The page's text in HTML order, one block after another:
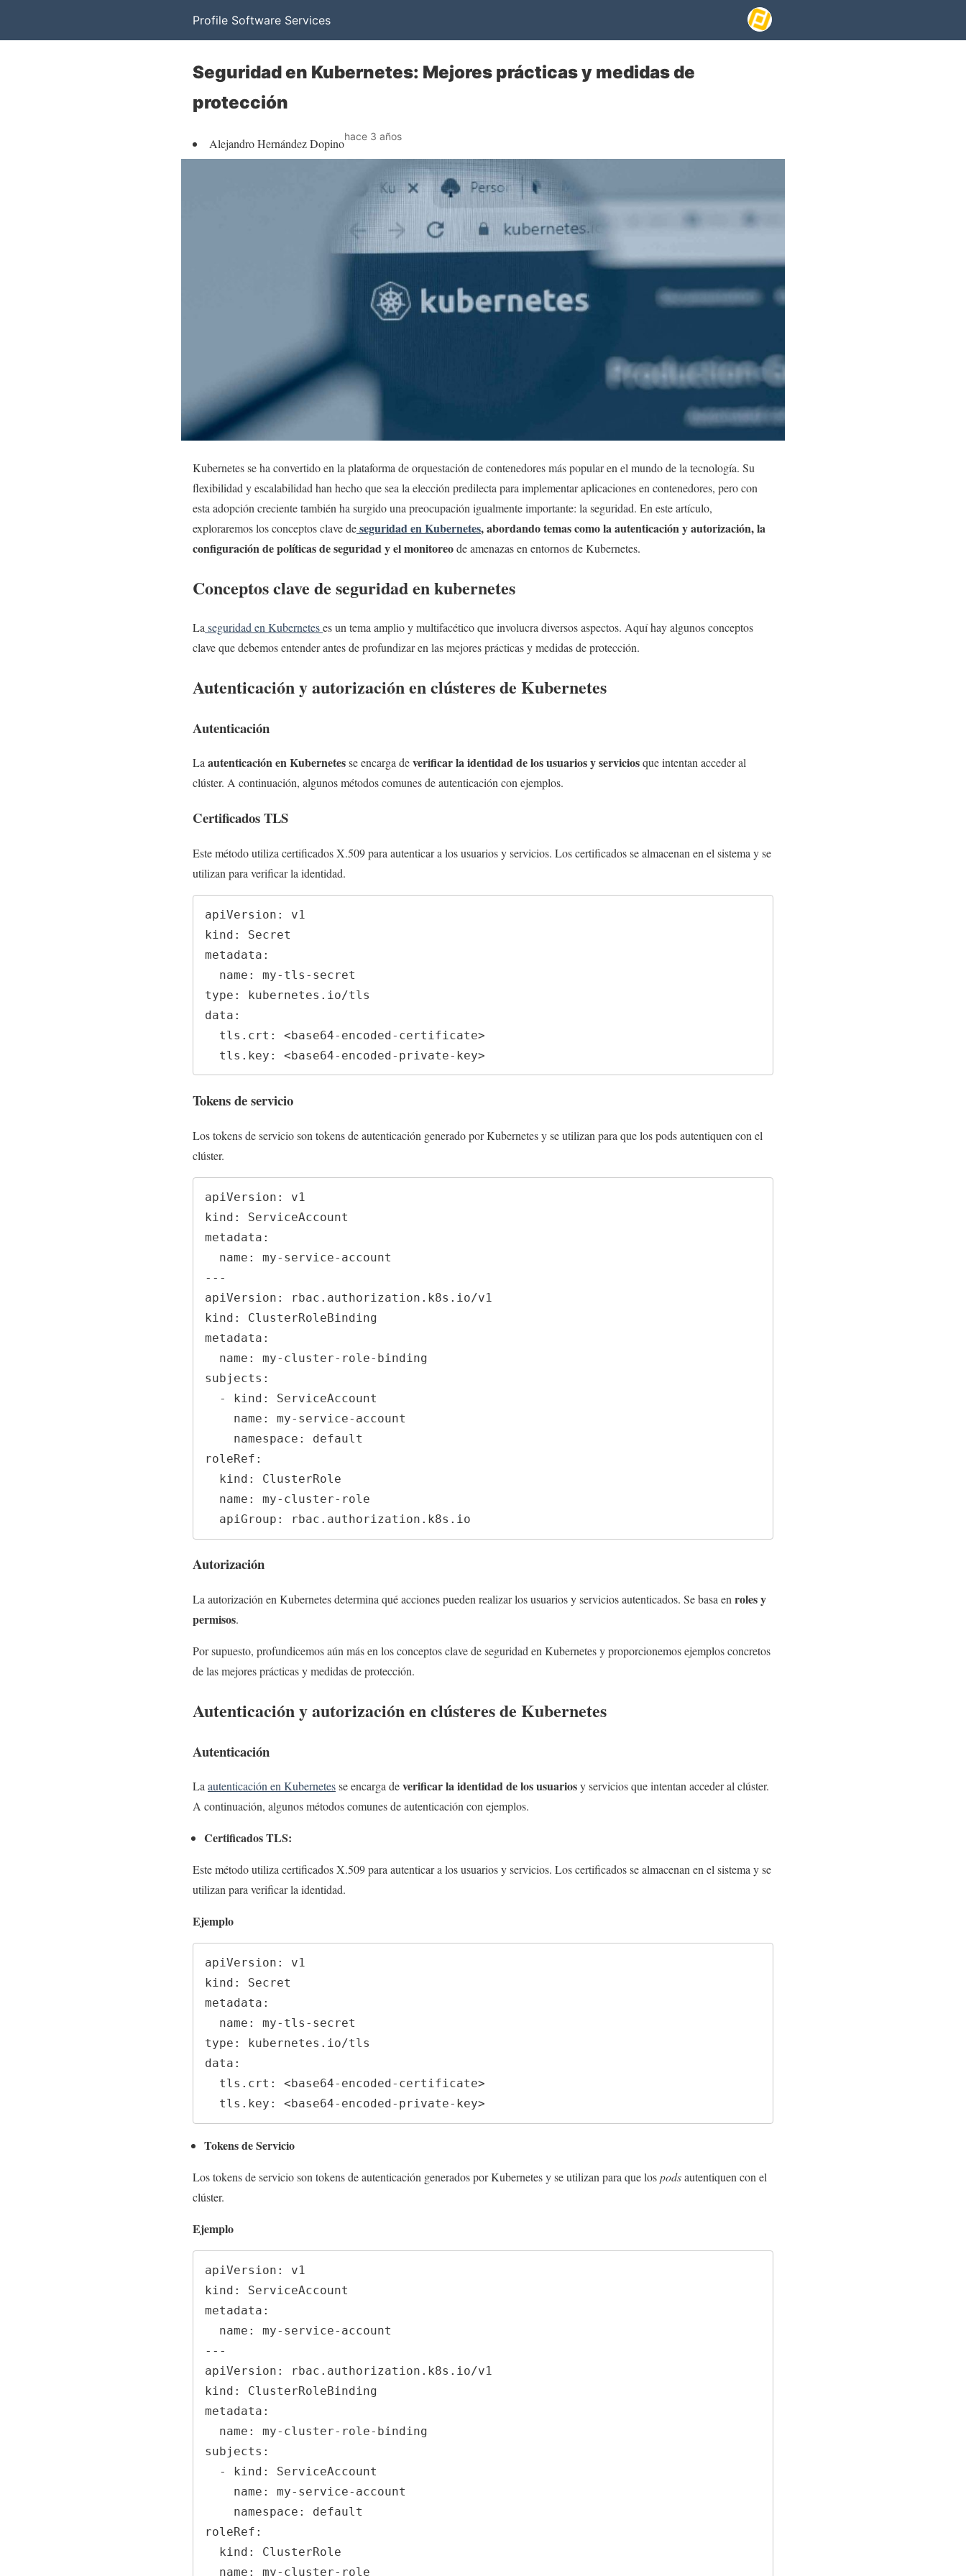
Profile Software Services
Seguridad en Kubernetes: Mejores prácticas y medidas de
protección
Alejandro Hernández Dopinohace 3 años
Kubernetes se ha convertido en la plataforma de orquestación de contenedores más popular en el mundo de la tecnología. Su
flexibilidad y escalabilidad han hecho que sea la elección predilecta para implementar aplicaciones en contenedores, pero con
esta adopción creciente también ha surgido una preocupación igualmente importante: la seguridad. En este artículo,
exploraremos los conceptos clave deseguridad en Kubernetes, abordando temas como la autenticación y autorización, la
configuración de políticas de seguridad y el monitoreode amenazas en entornos de Kubernetes.
Conceptos clave de seguridad en kubernetes
La seguridad en Kuberneteses un tema amplio y multifacético que involucra diversos aspectos. Aquí hay algunos conceptos
clave que debemos entender antes de profundizar en las mejores prácticas y medidas de protección.
Autenticación y autorización en clústeres de Kubernetes
Autenticación
Laautenticación en Kubernetesse encarga deverificar la identidad de los usuarios y serviciosque intentan acceder al
clúster. A continuación, algunos métodos comunes de autenticación con ejemplos.
Certificados TLS
Este método utiliza certificados X.509 para autenticar a los usuarios y servicios. Los certificados se almacenan en el sistema y se
utilizan para verificar la identidad.
apiVersion: v1
kind: Secret
metadata:
type: kubernetes.io/tls
data:
  tls.key: <base64-encoded-private-key>
Tokens de servicio
Los tokens de servicio son tokens de autenticación generado por Kubernetes y se utilizan para que los pods autentiquen con el
clúster.
apiVersion: v1
kind: ServiceAccount
metadata:
---
apiVersion: rbac.authorization.k8s.io/v1
kind: ClusterRoleBinding
metadata:
subjects:
roleRef:
Autorización
La autorización en Kubernetes determina qué acciones pueden realizar los usuarios y servicios autenticados. Se basa en roles y
permisos.
Por supuesto, profundicemos aún más en los conceptos clave de seguridad en Kubernetes y proporcionemos ejemplos concretos
de las mejores prácticas y medidas de protección.
Autenticación y autorización en clústeres de Kubernetes
Autenticación
Laautenticación en Kubernetesse encarga deverificar la identidad de los usuariosy servicios que intentan acceder al clúster.
A continuación, algunos métodos comunes de autenticación con ejemplos.
Certificados TLS:
Este método utiliza certificados X.509 para autenticar a los usuarios y servicios. Los certificados se almacenan en el sistema y se
utilizan para verificar la identidad.
Ejemplo
apiVersion: v1
kind: Secret
metadata:
type: kubernetes.io/tls
data:
  tls.key: <base64-encoded-private-key>
Tokens de Servicio
Los tokens de servicio son tokens de autenticación generados por Kubernetes y se utilizan para que lospodsautentiquen con el
clúster.
Ejemplo
apiVersion: v1
kind: ServiceAccount
metadata:
---
apiVersion: rbac.authorization.k8s.io/v1
kind: ClusterRoleBinding
metadata:
subjects:
roleRef: